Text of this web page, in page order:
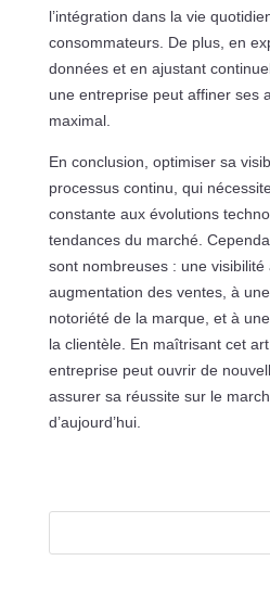
l’intégration dans la vie
consommateurs. De plus, en
données et en ajustant
une entreprise peut affiner ses
maximal.
En conclusion, optimiser sa
processus continu, qui
constante aux évolutions
tendances du marché.
sont nombreuses : une
augmentation des ventes, à
notoriété de la marque, et à
la clientèle. En maîtrisant cet
entreprise peut ouvrir de
assurer sa réussite sur le
d’aujourd’hui.